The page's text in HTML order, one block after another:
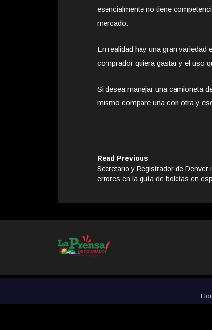
esencialmente no tiene
mercado.
En realidad hay una gran variedad
comprador quiera gastar y el uso
Si desea manejar una camioneta
mismo compare una con otra y
Read Previous
Secretario y Registrador de Denver
errores en la guía de boletas en